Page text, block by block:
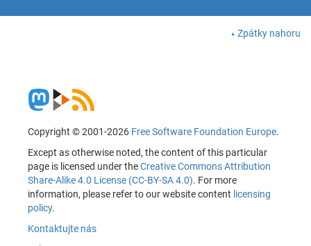
Zpátky nahoru
Copyright © 2001-2026 Free Software Foundation Europe.
Except as otherwise noted, the content of this particular
page is licensed under theCreative Commons Attribution
Share-Alike 4.0 License (CC-BY-SA 4.0). For more
information, please refer to our website content licensing
policy.
Kontaktujte nás